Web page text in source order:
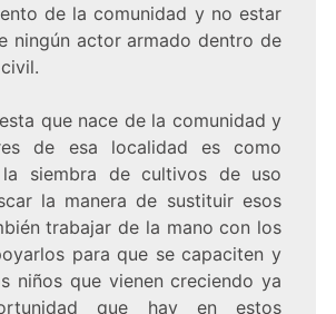
de la comunidad y no estar
ningún actor armado dentro de
que nace de la comunidad y
de esa localidad es como
la siembra de cultivos de uso
la manera de sustituir esos
trabajar de la mano con los
para que se capaciten y
niños que vienen creciendo ya
que hay en estos